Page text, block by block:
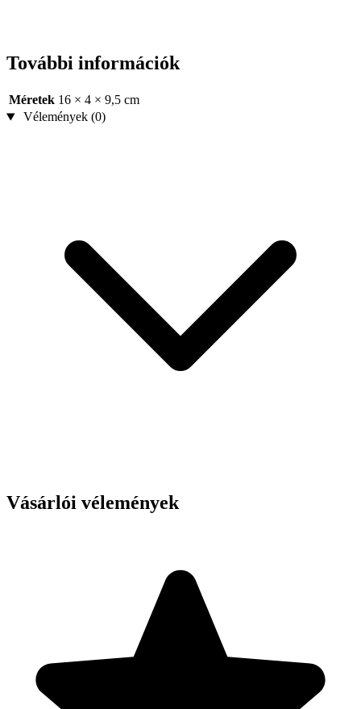
További információk
Méretek 16 × 4 × 9,5 cm
Vélemények (0)
Vásárlói vélemények